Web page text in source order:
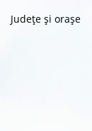
Județe și orașe